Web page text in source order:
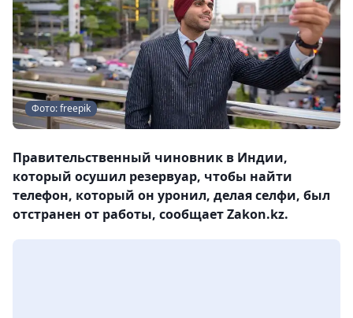
Фото: freepik
Правительственный чиновник в Индии,
который осушил резервуар, чтобы найти
телефон, который он уронил, делая селфи, был
отстранен от работы, сообщает Zakon.kz.